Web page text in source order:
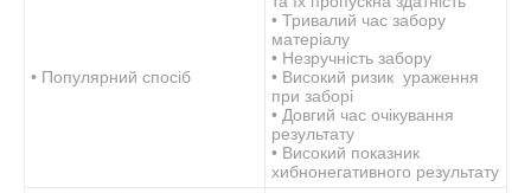
• Популярний спосіб
• Тривалий час забору
матеріалу
• Незручність забору
• Високий ризик ураження
при заборі
• Довгий час очікування
результату
• Високий показник
хибнонегативного результату